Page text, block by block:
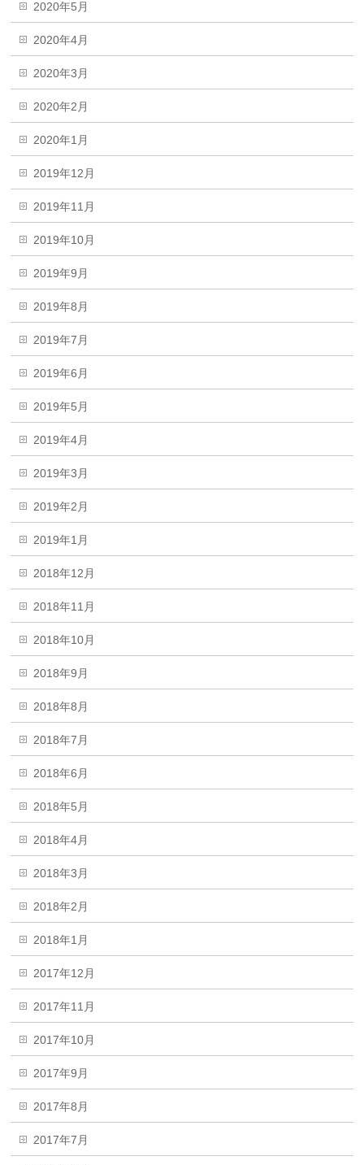
2020年5月
2020年4月
2020年3月
2020年2月
2020年1月
2019年12月
2019年11月
2019年10月
2019年9月
2019年8月
2019年7月
2019年6月
2019年5月
2019年4月
2019年3月
2019年2月
2019年1月
2018年12月
2018年11月
2018年10月
2018年9月
2018年8月
2018年7月
2018年6月
2018年5月
2018年4月
2018年3月
2018年2月
2018年1月
2017年12月
2017年11月
2017年10月
2017年9月
2017年8月
2017年7月